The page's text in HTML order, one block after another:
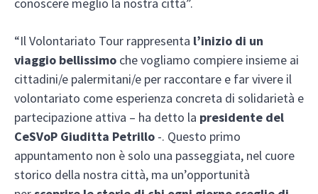
conoscere meglio la nostra città”.
“Il Volontariato Tour rappresenta l’inizio di un
viaggio bellissimo che vogliamo compiere insieme ai
cittadini/e palermitani/e per raccontare e far vivere il
volontariato come esperienza concreta di solidarietà e
partecipazione attiva – ha detto la presidente del
CeSVoP Giuditta Petrillo -. Questo primo
appuntamento non è solo una passeggiata, nel cuore
storico della nostra città, ma un’opportunità